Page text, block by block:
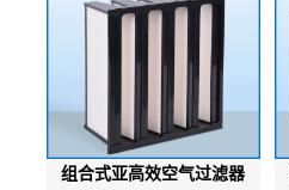
组合式亚高效空气过滤器